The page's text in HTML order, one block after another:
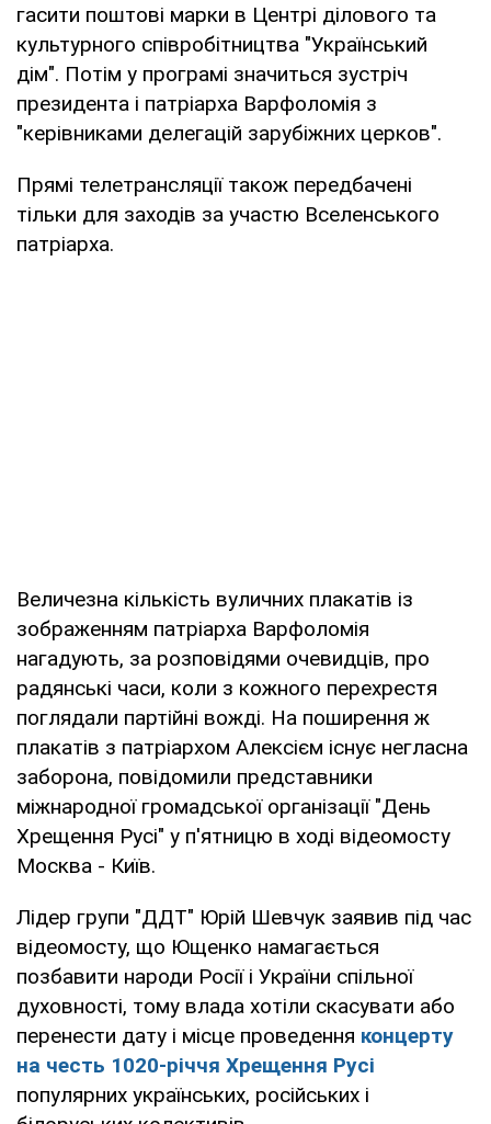
гасити поштові марки в Центрі ділового та
культурного співробітництва "Український
дім". Потім у програмі значиться зустріч
президента і патріарха Варфоломія з
"керівниками делегацій зарубіжних церков".
Прямі телетрансляції також передбачені
тільки для заходів за участю Вселенського
патріарха.
Величезна кількість вуличних плакатів із
зображенням патріарха Варфоломія
нагадують, за розповідями очевидців, про
радянські часи, коли з кожного перехрестя
поглядали партійні вожді. На поширення ж
плакатів з патріархом Алексієм існує негласна
заборона, повідомили представники
міжнародної громадської організації "День
Хрещення Русі" у п'ятницю в ході відеомосту
Москва - Київ.
Лідер групи "ДДТ" Юрій Шевчук заявив під час
відеомосту, що Ющенко намагається
позбавити народи Росії і України спільної
духовності, тому влада хотіли скасувати або
перенести дату і місце проведення концерту
на честь 1020-річчя Хрещення Русі
популярних українських, російських і